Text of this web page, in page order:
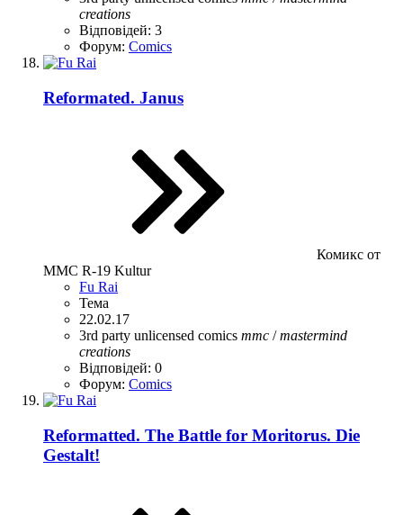
creations
Відповідей: 3
Форум: Comics
Reformated. Janus
Комикс от
ММС R-19 Kultur
Fu Rai
Тема
22.02.17
3rd party unlicensed comics mmc /mastermind
creations
Відповідей: 0
Форум: Comics
Reformatted. The Battle for Moritorus. Die
Gestalt!